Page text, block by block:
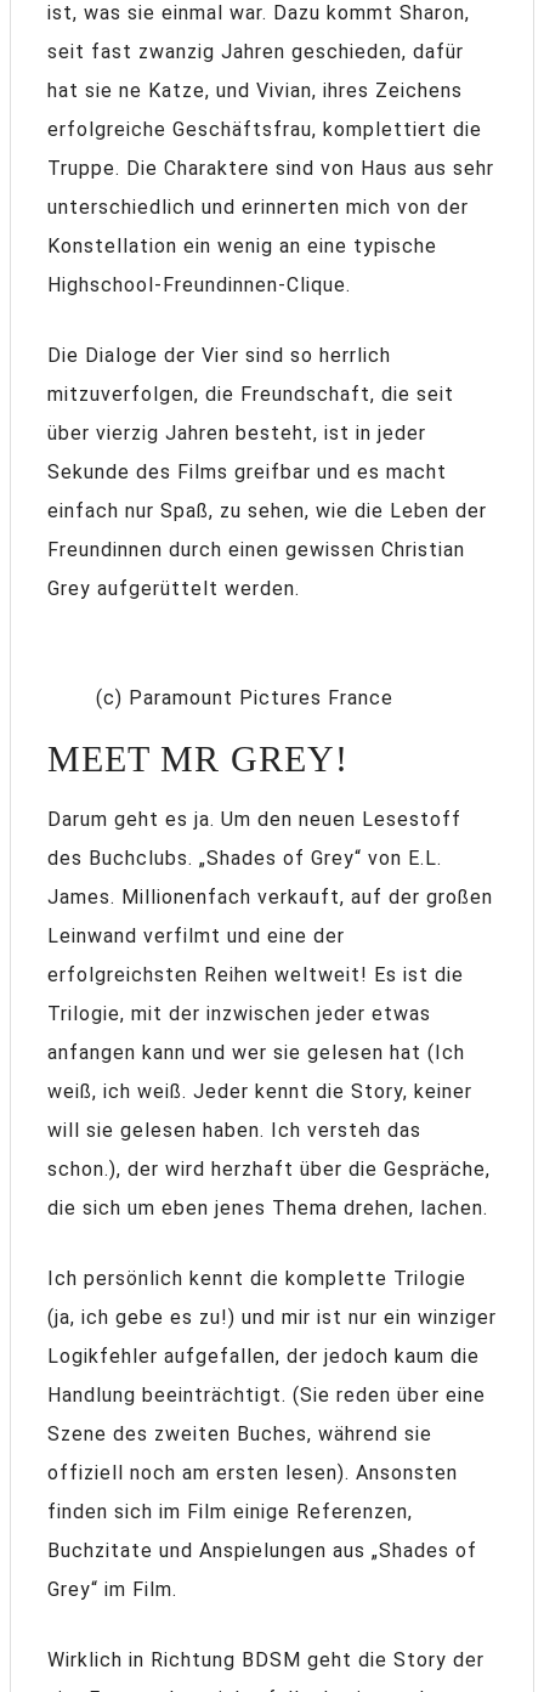
ist, was sie einmal war. Dazu kommt Sharon,
seit fast zwanzig Jahren geschieden, dafür
hat sie ne Katze, und Vivian, ihres Zeichens
erfolgreiche Geschäftsfrau, komplettiert die
Truppe. Die Charaktere sind von Haus aus sehr
unterschiedlich und erinnerten mich von der
Konstellation ein wenig an eine typische
Highschool-Freundinnen-Clique.
Die Dialoge der Vier sind so herrlich
mitzuverfolgen, die Freundschaft, die seit
über vierzig Jahren besteht, ist in jeder
Sekunde des Films greifbar und es macht
einfach nur Spaß, zu sehen, wie die Leben der
Freundinnen durch einen gewissen Christian
Grey aufgerüttelt werden.
(c) Paramount Pictures France
MEET MR GREY!
Darum geht es ja. Um den neuen Lesestoff
des Buchclubs. „Shades of Grey“ von E.L.
James. Millionenfach verkauft, auf der großen
Leinwand verfilmt und eine der
erfolgreichsten Reihen weltweit! Es ist die
Trilogie, mit der inzwischen jeder etwas
anfangen kann und wer sie gelesen hat (Ich
weiß, ich weiß. Jeder kennt die Story, keiner
will sie gelesen haben. Ich versteh das
schon.), der wird herzhaft über die Gespräche,
die sich um eben jenes Thema drehen, lachen.
Ich persönlich kennt die komplette Trilogie
(ja, ich gebe es zu!) und mir ist nur ein winziger
Logikfehler aufgefallen, der jedoch kaum die
Handlung beeinträchtigt. (Sie reden über eine
Szene des zweiten Buches, während sie
offiziell noch am ersten lesen). Ansonsten
finden sich im Film einige Referenzen,
Buchzitate und Anspielungen aus „Shades of
Grey“ im Film.
Wirklich in Richtung BDSM geht die Story der